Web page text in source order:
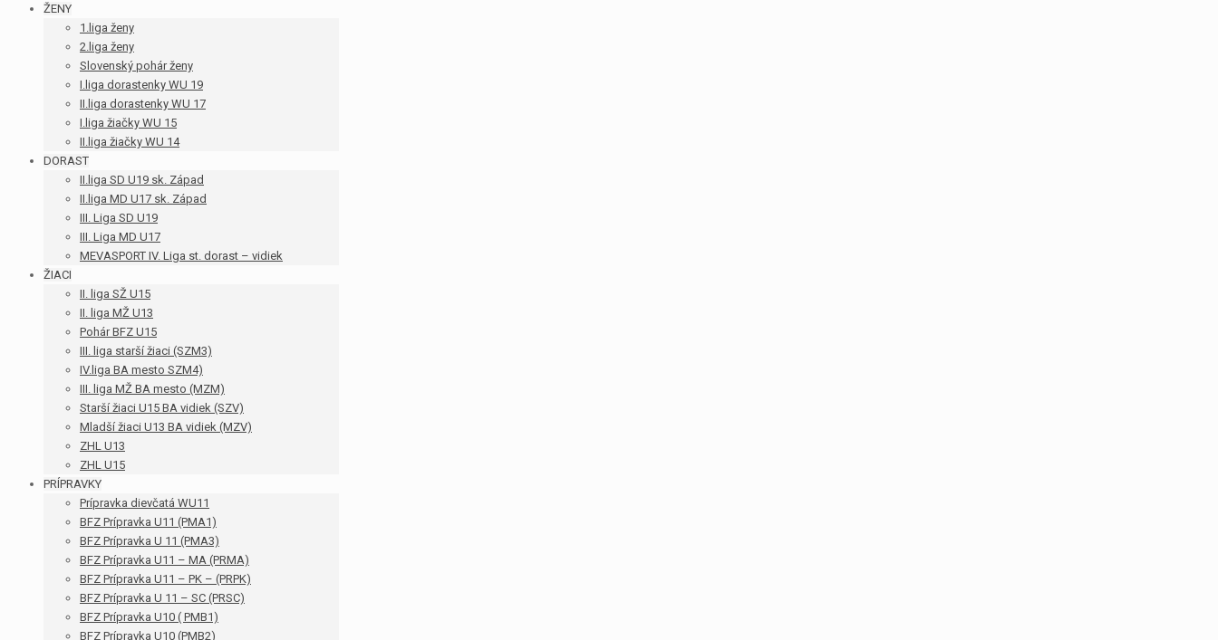
ŽENY
1.liga ženy
2.liga ženy
Slovenský pohár ženy
I.liga dorastenky WU 19
II.liga dorastenky WU 17
I.liga žiačky WU 15
II.liga žiačky WU 14
DORAST
II.liga SD U19 sk. Západ
II.liga MD U17 sk. Západ
III. Liga SD U19
III. Liga MD U17
MEVASPORT IV. Liga st. dorast – vidiek
ŽIACI
II. liga SŽ U15
II. liga MŽ U13
Pohár BFZ U15
III. liga starší žiaci (SZM3)
IV.liga BA mesto SZM4)
III. liga MŽ BA mesto (MZM)
Starší žiaci U15 BA vidiek (SZV)
Mladší žiaci U13 BA vidiek (MZV)
ZHL U13
ZHL U15
PRÍPRAVKY
Prípravka dievčatá WU11
BFZ Prípravka U11 (PMA1)
BFZ Prípravka U 11 (PMA3)
BFZ Prípravka U11 – MA (PRMA)
BFZ Prípravka U11 – PK – (PRPK)
BFZ Prípravka U 11 – SC (PRSC)
BFZ Prípravka U10 ( PMB1)
BFZ Prípravka U10 (PMB2)